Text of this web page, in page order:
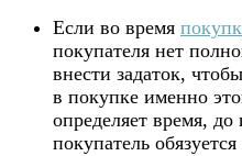
Если во время
покупателя нет
внести задаток,
в покупке именно
определяет время, до
покупатель